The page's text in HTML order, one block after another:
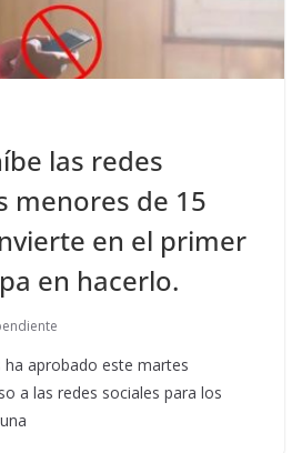
las redes
menores de 15
en el primer
en hacerlo.
ha aprobado este martes
a las redes sociales para los